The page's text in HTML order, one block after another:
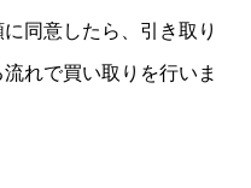
同意したら、引き取り
れで買い取りを行いま